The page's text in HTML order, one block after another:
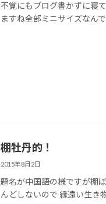
不覚にもブログ書かずに寝
ますね全部ミニサイズなん
棚牡丹的！
2015年8月2日
題名が中国語の様ですが棚
んどしないので 縁遠い生き